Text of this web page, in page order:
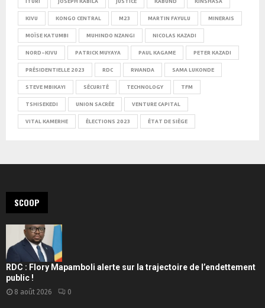
KIVU KONGO CENTRAL M23 MARTIN FAYULU MINERAIS
MOÏSE KATUMBI MUHINDO NZANGI NICOLAS KAZADI
NORD-KIVU PATRICK MUYAYA PAUL KAGAME PETER KAZADI
PRÉSIDENTIELLE 2023 RDC RWANDA SAMA LUKONDE
STEVE MBIKAYI SÉCURITÉ TECHNOLOGY TFM
TSHISEKEDI UNION SACRÉE VENTURE CAPITAL
VITAL KAMERHE ÉLECTIONS 2023 ÉTAT DE SIÈGE
SCOOP
RDC : Flory Mapamboli alerte sur la trajectoire de l’endettement
public !
8 août 2026 0